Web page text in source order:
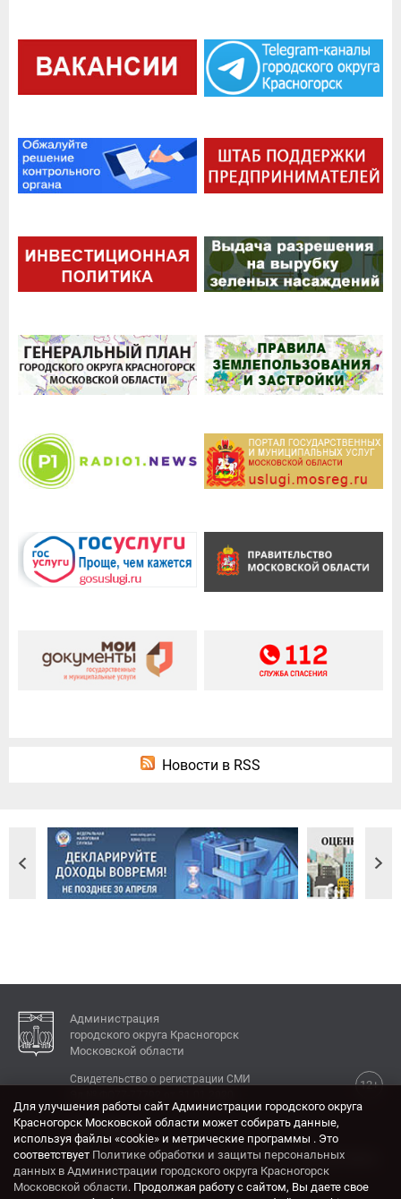
Новости в RSS
Администрация
городского округа Красногорск
Московской области
12+
Свидетельство о регистрации СМИ
КОНТАКТЫ
Адрес: 143404, Московская область, г. Красногорск,
ул. Ленина, дом 4.
Для улучшения работы сайт Администрации городского округа
Красногорск Московской области может собирать данные,
используя файлы «cookie» и метрические программы . Это
соответствует Политике обработки и защиты персональных
данных в Администрации городского округа Красногорск
Московской области. Продолжая работу с сайтом, Вы даете свое